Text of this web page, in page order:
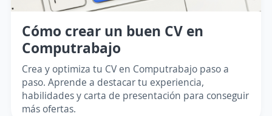
Cómo crear un buen CV en
Computrabajo
Crea y optimiza tu CV en Computrabajo paso a
paso. Aprende a destacar tu experiencia,
habilidades y carta de presentación para conseguir
más ofertas.